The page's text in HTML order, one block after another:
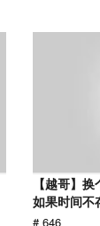
【越哥】
如果时间不
# 646